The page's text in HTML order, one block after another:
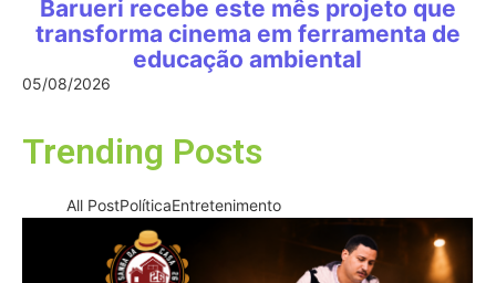
Barueri recebe este mês projeto que
transforma cinema em ferramenta de
educação ambiental
05/08/2026
Trending Posts
All PostPolíticaEntretenimento